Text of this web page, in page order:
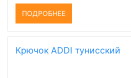
ПОДРОБНЕЕ
Крючок ADDI тунисский